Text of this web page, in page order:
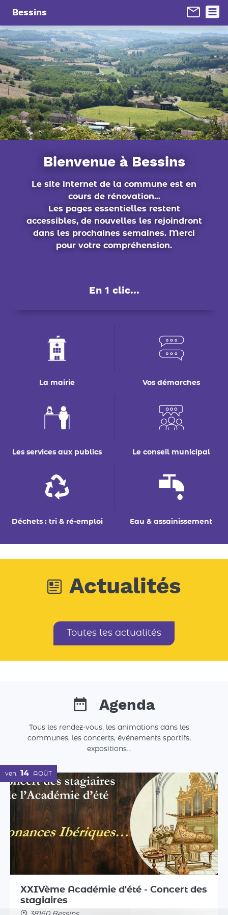
Bessins
Bienvenue à Bessins
Le site internet de la commune est en
cours de rénovation...
Les pages essentielles restent
accessibles, de nouvelles les rejoindront
dans les prochaines semaines. Merci
pour votre compréhension.
En 1 clic...
La mairie Vos démarches
Les services aux publics Le conseil municipal
Déchets : tri & ré-emploi Eau & assainissement
Actualités
Toutes les actualités
Agenda
Tous les rendez-vous, les animations dans les
communes, les concerts, événements sportifs,
expositions...
ven. 14 AOÛT
XXIVème Académie d'été - Concert des
stagiaires